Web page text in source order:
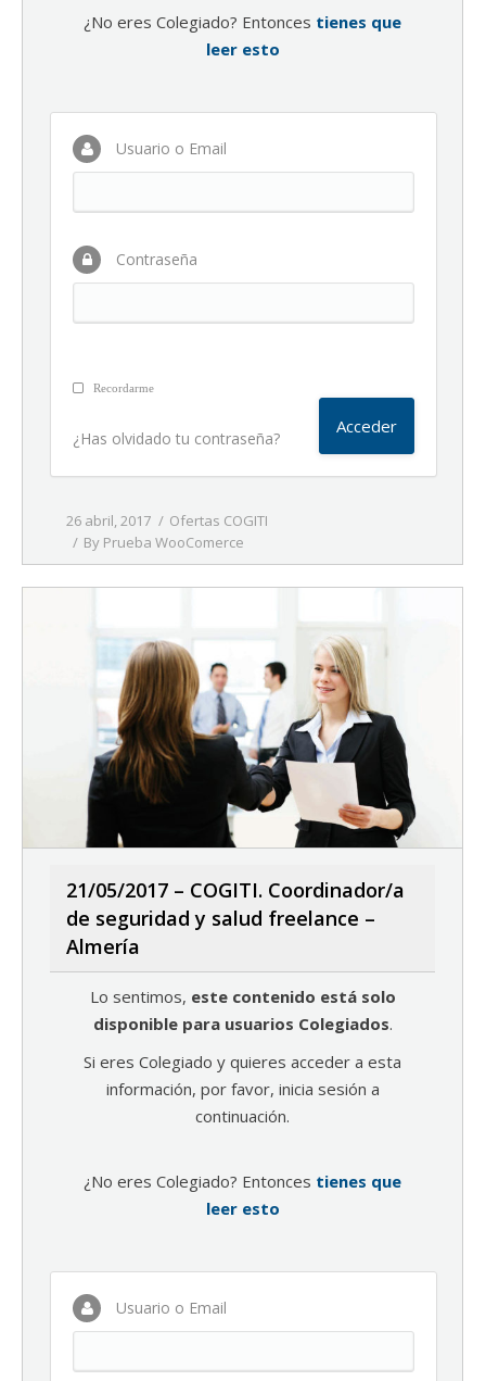
¿No eres Colegiado? Entonces tienes que
leer esto
Usuario o Email
Contraseña
Recordarme
¿Has olvidado tu contraseña?
26 abril, 2017
Ofertas COGITI
By Prueba WooComerce
21/05/2017 – COGITI. Coordinador/a
de seguridad y salud freelance –
Almería
Lo sentimos, este contenido está solo
disponible para usuarios Colegiados.
Si eres Colegiado y quieres acceder a esta
información, por favor, inicia sesión a
continuación.
¿No eres Colegiado? Entonces tienes que
leer esto
Usuario o Email